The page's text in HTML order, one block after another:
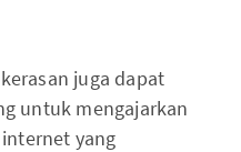
juga dapat
untuk mengajarkan
yang